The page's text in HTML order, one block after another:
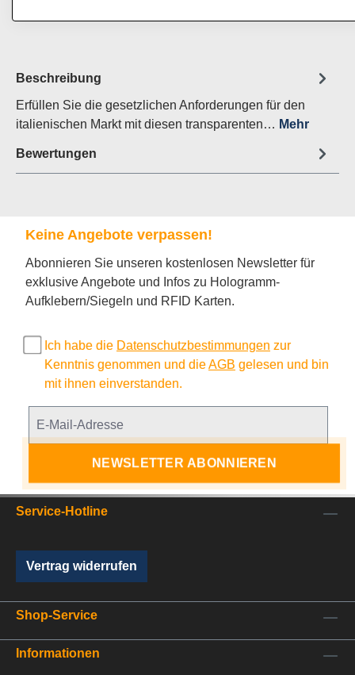
Beschreibung
Erfüllen Sie die gesetzlichen Anforderungen für den
italienischen Markt mit diesen transparenten… Mehr
Bewertungen
Keine Angebote verpassen!
Abonnieren Sie unseren kostenlosen Newsletter für
exklusive Angebote und Infos zu Hologramm-
Aufklebern/Siegeln und RFID Karten.
Ich habe die Datenschutzbestimmungen zur
Kenntnis genommen und dieAGB gelesen und bin
mit ihnen einverstanden.
NEWSLETTER ABONNIEREN
Service-Hotline
Vertrag widerrufen
Shop-Service
Informationen